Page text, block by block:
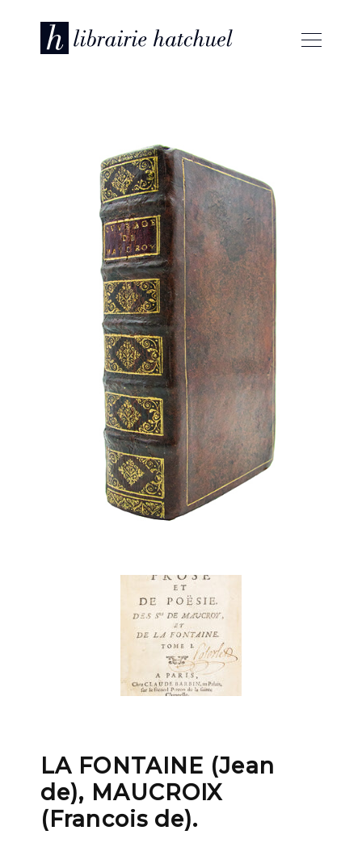
LA FONTAINE (Jean
de), MAUCROIX
(Francois de).